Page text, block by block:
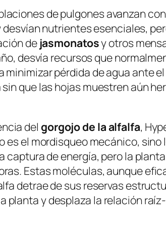
de pulgones avanzan
desvían nutrientes esenciales,
de jasmonatosy otros
desvía recursos que
pérdida de agua ante
que las hojas muestren aún
del gorgojo de la alfalfa,
el mordisqueo mecánico,
captura de energía, pero la
Estas moléculas, aunque
detrae de sus reservas
planta y desplaza la relación